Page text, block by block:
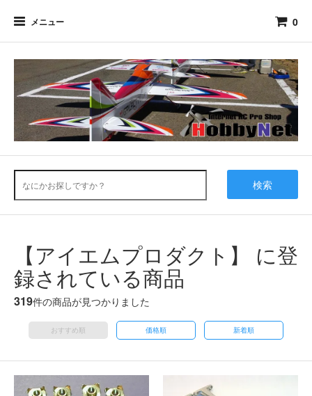
メニュー 0
検索
【アイエムプロダクト】 に登
録されている商品
319件の商品が見つかりました
おすすめ順 価格順 新着順